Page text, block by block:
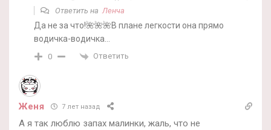
Ответить наЛенча
Да не за что!🌺🌺🌺В плане легкости она прямо
водичка-водичка…
0 Ответить
Женя 7 лет назад
А я так люблю запах малинки, жаль, что не